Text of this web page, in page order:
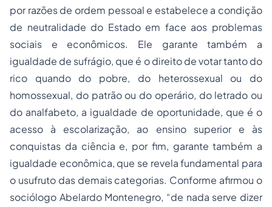
por razões de ordem pessoal e estabelece a condição
de neutralidade do Estado em face aos problemas
sociais e econômicos. Ele garante também a
igualdade de sufrágio, que é o direito de votar tanto do
rico quando do pobre, do heterossexual ou do
homossexual, do patrão ou do operário, do letrado ou
do analfabeto, a igualdade de oportunidade, que é o
acesso à escolarização, ao ensino superior e às
conquistas da ciência e, por fim, garante também a
igualdade econômica, que se revela fundamental para
o usufrutodas demais categorias. Conforme afirmou o
sociólogo Abelardo Montenegro, “de nada serve dizer